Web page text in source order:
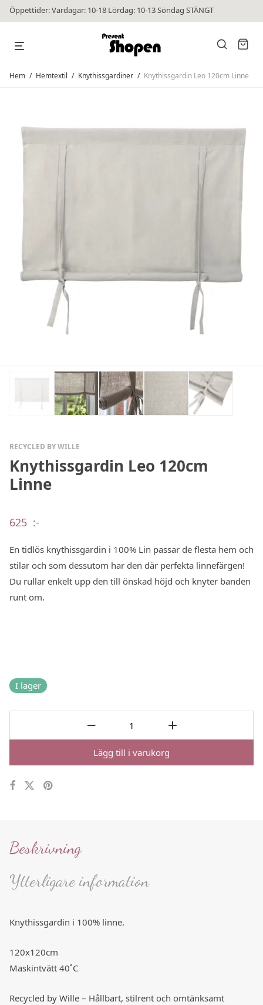
Öppettider: Vardagar: 10-18 Lördag: 10-13 Söndag STÄNGT
Hem / Hemtextil / Knythissgardiner / Knythissgardin Leo 120cm Linne
RECYCLED BY WILLE
Knythissgardin Leo 120cm
Linne
625 :-
En tidlös knythissgardin i 100% Lin passar de flesta hem och
stilar och som dessutom har den där perfekta linnefärgen!
Du rullar enkelt upp den till önskad höjd och knyter banden
runt om.
I lager
Lägg till i varukorg
Beskrivning
Ytterligare information
Knythissgardin i 100% linne.
120x120cm
Maskintvätt 40˚C
Recycled by Wille – Hållbart, stilrent och omtänksamt